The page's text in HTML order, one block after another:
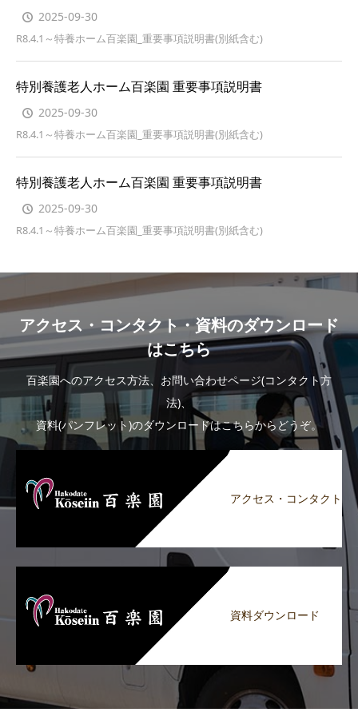
2025-09-30
R8.4.1～特養ホーム百楽園_重要事項説明書(別紙含む)
特別養護老人ホーム百楽園 重要事項説明書
2025-09-30
R8.4.1～特養ホーム百楽園_重要事項説明書(別紙含む)
特別養護老人ホーム百楽園 重要事項説明書
2025-09-30
R8.4.1～特養ホーム百楽園_重要事項説明書(別紙含む)
アクセス・コンタクト・資料のダウンロード
はこちら
百楽園へのアクセス方法、お問い合わせページ(コンタクト方
法)、
資料(パンフレット)のダウンロードはこちらからどうぞ。
アクセス・コンタクト
資料ダウンロード